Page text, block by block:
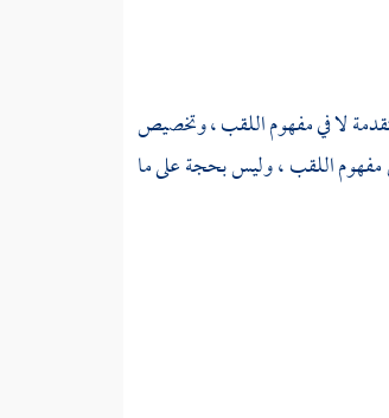
لا في مفهوم اللقب ، وتخصيص
مفهوم اللقب ، وليس بحجة على ما